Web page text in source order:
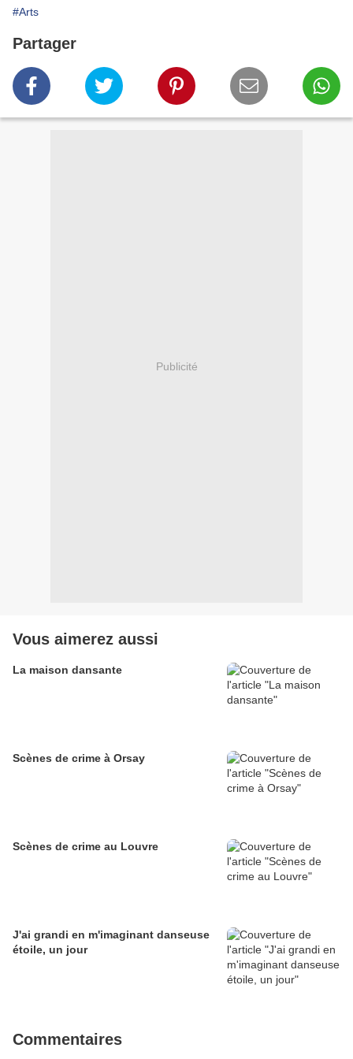
#Arts
Partager
Publicité
Vous aimerez aussi
La maison dansante
Scènes de crime à Orsay
Scènes de crime au Louvre
J'ai grandi en m'imaginant danseuse
étoile, un jour
Commentaires